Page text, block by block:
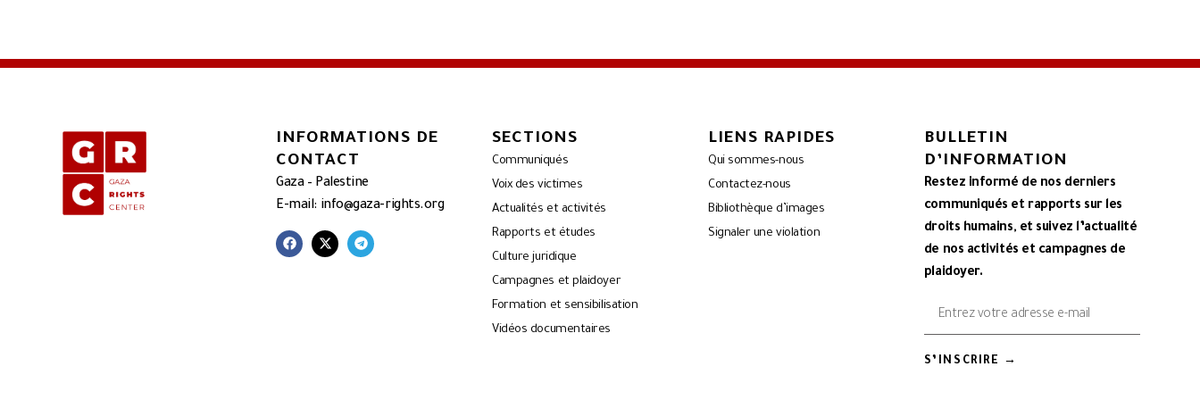
INFORMATIONS DE
CONTACT
Gaza – Palestine
E-mail: info@gaza-rights.org
SECTIONS
Communiqués
Voix des victimes
Actualités et activités
Rapports et études
Culture juridique
Campagnes et plaidoyer
Formation et sensibilisation
Vidéos documentaires
LIENS RAPIDES
Qui sommes-nous
Contactez-nous
Bibliothèque d’images
Signaler une violation
BULLETIN
D’INFORMATION
Restez informé de nos derniers
communiqués et rapports sur les
droits humains, et suivez l’actualité
de nos activités et campagnes de
plaidoyer.
S’INSCRIRE →